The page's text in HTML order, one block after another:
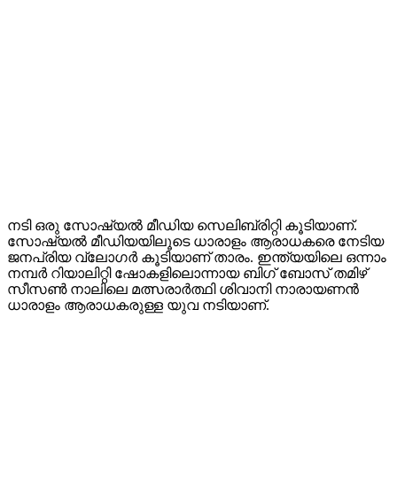
നടി ഒരു സോഷ്യൽ മീഡിയ സെലിബ്രിറ്റി കൂടിയാണ്.
സോഷ്യൽ മീഡിയയിലൂടെ ധാരാളം ആരാധകരെ നേടിയ
ജനപ്രിയ വ്ലോഗർ കൂടിയാണ് താരം. ഇന്ത്യയിലെ ഒന്നാം
നമ്പർ റിയാലിറ്റി ഷോകളിലൊന്നായ ബിഗ് ബോസ് തമിഴ്
സീസൺ നാലിലെ മത്സരാർത്ഥി ശിവാനി നാരായണൻ
ധാരാളം ആരാധകരുള്ള യുവ നടിയാണ്.